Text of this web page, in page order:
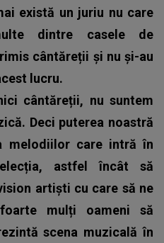
există un juriu nu care
dintre casele de
cântăreții și nu și-au
lucru.
cântăreții, nu suntem
Deci puterea noastră
melodiilor care intră în
astfel încât să
artiști cu care să ne
mulți oameni să
scena muzicală în